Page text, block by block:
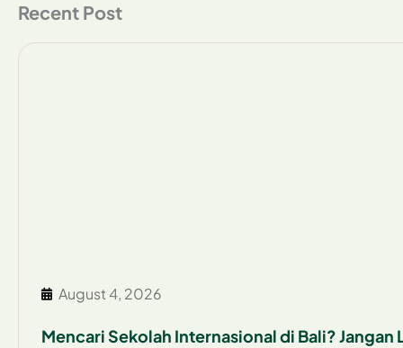
Recent Post
August 4, 2026
Mencari Sekolah Internasional di Bali?